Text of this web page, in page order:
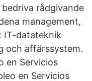
rådgivande
management,
IT-datateknik
och affärssystem.
en Servicios
en Servicios